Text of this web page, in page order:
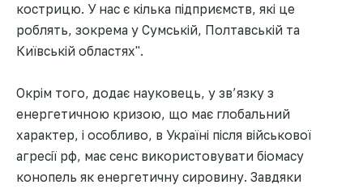
кострицю. У нас є кілька підприємств, які це
роблять, зокрема у Сумській, Полтавській та
Київській областях".
Окрім того, додає науковець, у зв’язку з
енергетичною кризою, що має глобальний
характер, і особливо, в Україні після військової
агресії рф, має сенс використовувати біомасу
конопель як енергетичну сировину. Завдяки